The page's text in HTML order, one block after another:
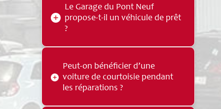
véhicule.
peintures et produits de qualité
Cromax, une marque d’Axalta
reconnue dans le domaine de la
peinture automobile et de la
Le Garage du Pont Neuf
propose-t-il un véhicule de prêt
?
Oui, le garage dispose d’un parc de
25 véhicules de prêt, dont des
voitures récentes, manuelles,
automatiques, électriques et même
des utilitaires.
Peut-on bénéficier d’une
voiture de courtoisie pendant
les réparations ?